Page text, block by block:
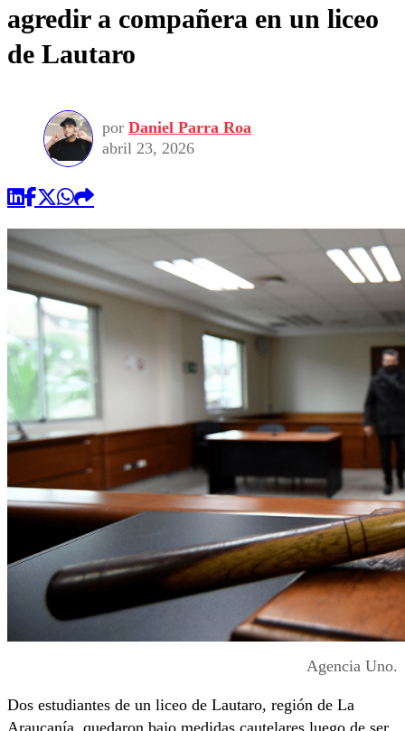
agredir a compañera en un liceo
de Lautaro
por Daniel Parra Roa
abril 23, 2026
Agencia Uno.
Dos estudiantes de un liceo de Lautaro, región de La
Araucanía, quedaron bajo medidas cautelares luego de ser